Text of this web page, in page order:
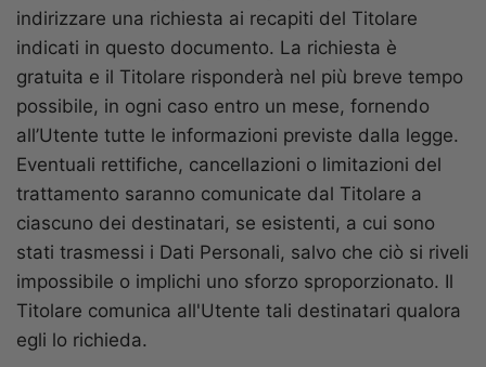
indirizzare una richiesta ai recapiti del Titolare
indicati in questo documento. La richiesta è
gratuita e il Titolare risponderà nel più breve tempo
possibile, in ogni caso entro un mese, fornendo
all’Utente tutte le informazioni previste dalla legge.
Eventuali rettifiche, cancellazioni o limitazioni del
trattamento saranno comunicate dal Titolare a
ciascuno dei destinatari, se esistenti, a cui sono
stati trasmessi i Dati Personali, salvo che ciò si riveli
impossibile o implichi uno sforzo sproporzionato. Il
Titolare comunica all'Utente tali destinatari qualora
egli lo richieda.